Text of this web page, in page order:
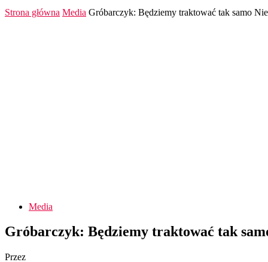
Strona główna Media Gróbarczyk: Będziemy traktować tak samo
Media
Gróbarczyk: Będziemy traktować tak
Przez